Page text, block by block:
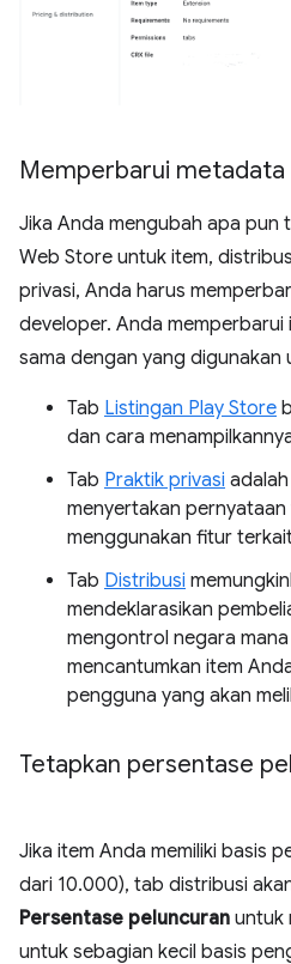
Memperbarui metadata
Jika Anda mengubah apa pun
Web Store untuk item,
privasi, Anda harus
developer. Anda
sama dengan yang digunakan
Tab Listingan Play Store
dan cara
Tab Praktik privasi
menyertakan
menggunakan fitur
Tab Distribusi
mendeklarasikan
mengontrol negara
mencantumkan item
pengguna yang akan
Tetapkan persentase
Jika item Anda memiliki basis
dari 10.000), tab distribusi
Persentase peluncuran untuk
untuk sebagian kecil basis